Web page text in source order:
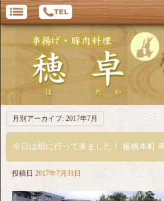
月別アーカイブ: 2017年7月
今日は畑に行って来ました！ 板橋本町
投稿日 2017年7月31日